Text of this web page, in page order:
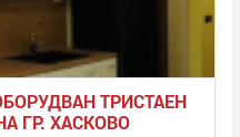
ТРИСТАЕН
ГР. ХАСКОВО